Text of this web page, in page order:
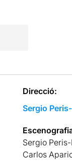
Direcció:
Sergio
Sergio
Carlos